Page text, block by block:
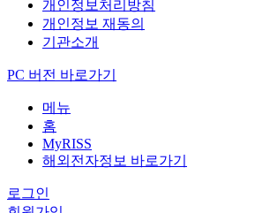
개인정보처리방침
개인정보 재동의
기관소개
PC 버전 바로가기
메뉴
홈
MyRISS
해외전자정보 바로가기
로그인